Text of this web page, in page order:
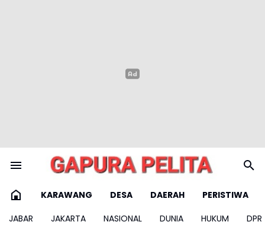
KARAWANG DESA DAERAH
PERISTIWA
JABAR
JAKARTA NASIONAL DUNIA HUKUM
DPR